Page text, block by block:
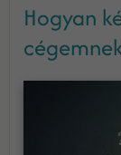
Hogyan